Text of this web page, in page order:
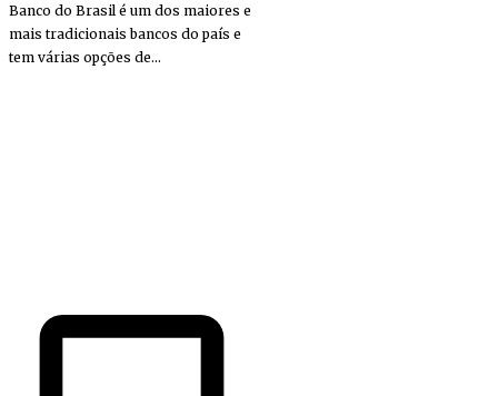
Banco do Brasil é um dos maiores e
mais tradicionais bancos do país e
tem várias opções de...